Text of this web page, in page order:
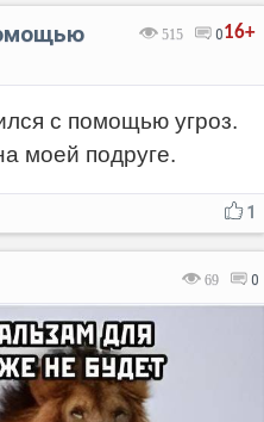
16+
515 0
с помощью угроз.
моей подруге.
1
69 0